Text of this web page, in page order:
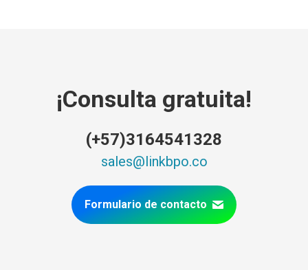
¡Consulta gratuita!
(+57)3164541328
sales@linkbpo.co
Formulario de contacto